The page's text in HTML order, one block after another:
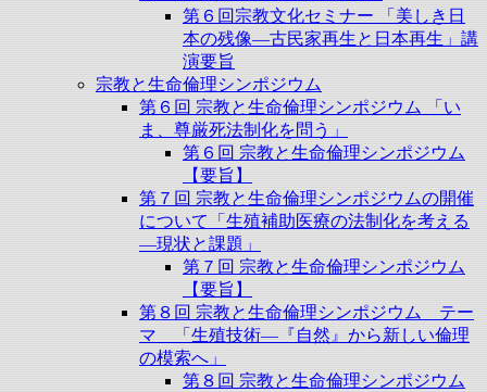
第６回宗教文化セミナー 「美しき日
本の残像―古民家再生と日本再生」講
演要旨
宗教と生命倫理シンポジウム
第６回 宗教と生命倫理シンポジウム 「い
ま、尊厳死法制化を問う」
第６回 宗教と生命倫理シンポジウム
【要旨】
第７回 宗教と生命倫理シンポジウムの開催
について「生殖補助医療の法制化を考える
―現状と課題」
第７回 宗教と生命倫理シンポジウム
【要旨】
第８回 宗教と生命倫理シンポジウム テー
マ 「生殖技術―『自然』から新しい倫理
の模索へ」
第８回 宗教と生命倫理シンポジウム